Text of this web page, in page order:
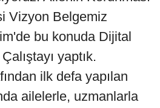
Vizyon Belgemiz
bu konuda Dijital
yaptık.
ilk defa yapılan
ailelerle, uzmanlarla